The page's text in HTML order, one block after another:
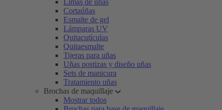
Limas de uñas
Cortaúñas
Esmalte de gel
Lámparas UV
Quitacutículas
Quitaesmalte
Tijeras para uñas
Uñas postizas y diseño uñas
Sets de manicura
Tratamiento uñas
Brochas de maquillaje
Mostrar todos